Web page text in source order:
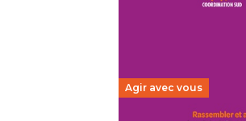
Agir avec vous